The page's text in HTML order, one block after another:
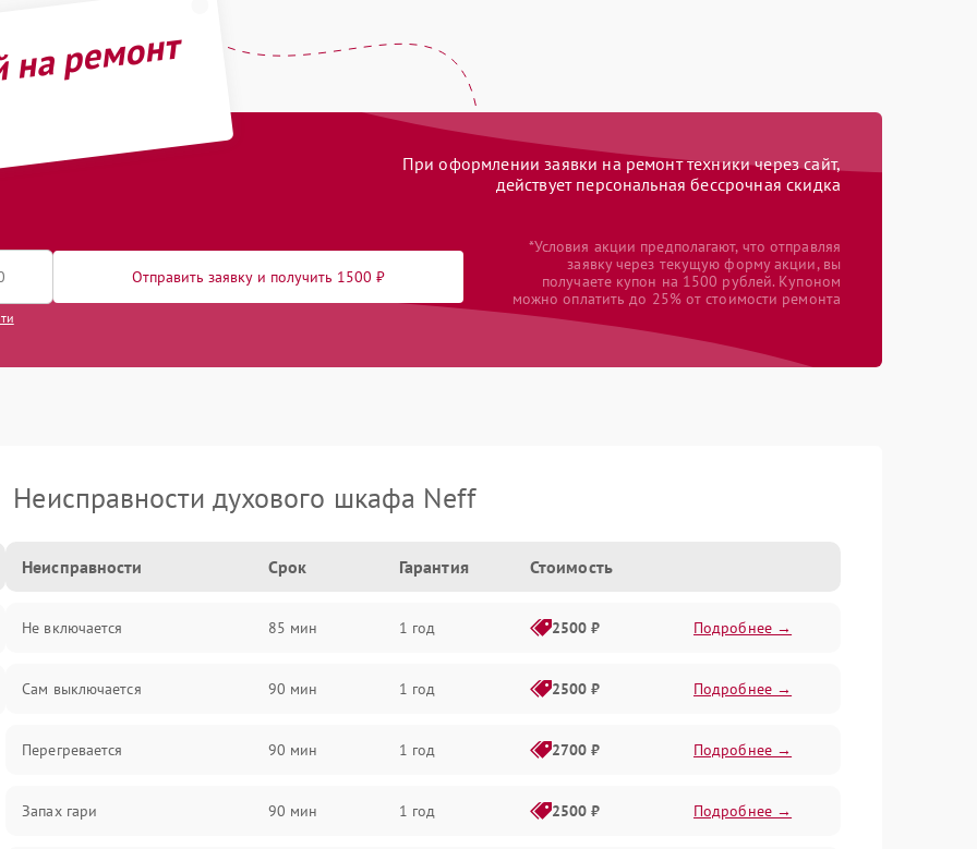
ремонт
При оформлении заявки на ремонт техники через сайт,
действует персональная бессрочная скидка
Отправить заявку и получить 1500 ₽
*Условия акции предполагают, что отправляя
заявку через текущую форму акции, вы
получаете купон на 1500 рублей. Купоном
можно оплатить до 25% от стоимости ремонта
Неисправности духового шкафа Neff
Неисправности Срок Гарантия Стоимость
Не включается 85 мин 1 год 2500 ₽ Подробнее →
Сам выключается 90 мин 1 год 2500 ₽ Подробнее →
Перегревается 90 мин 1 год 2700 ₽ Подробнее →
Запах гари 90 мин 1 год 2500 ₽ Подробнее →